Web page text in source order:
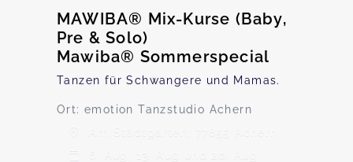
MAWIBA® Mix-Kurse (Baby,
Pre & Solo)
Mawiba® Sommerspecial
Tanzen für Schwangere und Mamas.
Ort: emotion Tanzstudio Achern
Am Stadtgarten, 77855 Achern
6. Aug, 13. Aug und 20. Aug